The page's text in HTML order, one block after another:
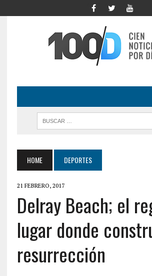
HOME DEPORTES
21 FEBRERO, 2017
Delray Beach; el
lugar donde
resurrección